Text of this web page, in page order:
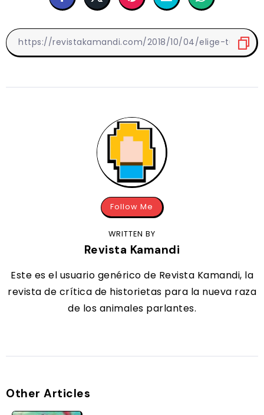
Follow Me
WRITTEN BY
Revista Kamandi
Este es el usuario genérico de Revista Kamandi, la
revista de crítica de historietas para la nueva raza
de los animales parlantes.
Other Articles